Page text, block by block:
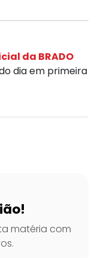
da BRADO
dia em primeira
matéria com